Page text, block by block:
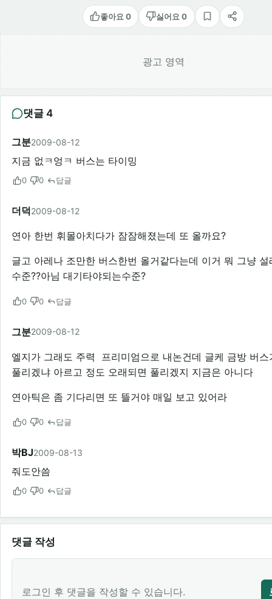
좋아요 0 싫어요 0
스크랩공유
광고 영역
댓글 4
그분2009-08-12
지금 없ㅋ엉ㅋ 버스는 타이밍
0 0 답글
더덕2009-08-12
연아 한번 휘몰아치다가 잠잠해졌는데 또 올까요?
글고 아레나 조만한 버스한번 올거같다는데 이거 뭐 그냥 설
수준??아님 대기타야되는수준?
0 0 답글
그분2009-08-12
엘지가 그래도 주력 프리미엄으로 내논건데 글케 금방 버스
풀리겠냐 아르고 정도 오래되면 풀리겠지 지금은 아니다
연아틱은 좀 기다리면 또 뜰거야 매일 보고 있어라
0 0 답글
박BJ2009-08-13
줘도안씀
0 0 답글
댓글 작성
로그인 후 댓글을 작성할 수 있습니다.